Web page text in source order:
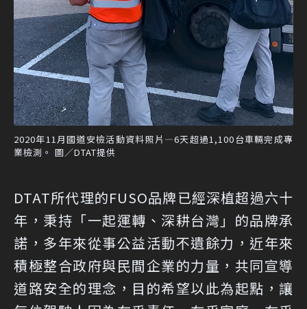
2020年11月國道安檢活動資料照片—6天超過1,100台車輛完成專
業檢測。 圖／DTAT提供
DTAT所代理的FUSO品牌已經深植超過六十
年，秉持「一起運轉、深耕台灣」的品牌承
諾，多年來從事公益活動不遺餘力，近年來
積極整合政府與民間企業的力量，共同宣導
道路安全的理念，目的希望以此為起點，讓